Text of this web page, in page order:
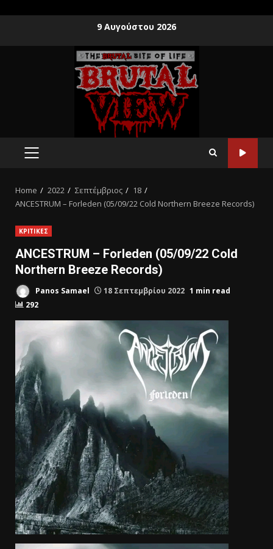
9 Αυγούστου 2026
Home 2022 Σεπτέμβριος
18
ANCESTRUM – Forleden (05/09/22 Cold Northern Breeze Records)
ΚΡΙΤΙΚΕΣ
ANCESTRUM – Forleden (05/09/22 Cold
Northern Breeze Records)
Panos Samael 18 Σεπτεμβρίου 2022 1 min read
292